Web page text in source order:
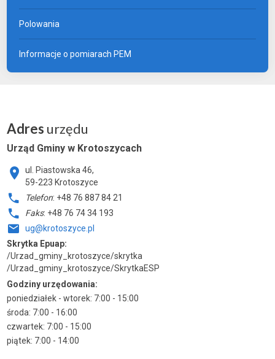
Polowania
Informacje o pomiarach PEM
Adres urzędu
Urząd Gminy w Krotoszycach
ul. Piastowska 46,
59-223 Krotoszyce
Telefon: +48 76 887 84 21
Faks: +48 76 74 34 193
ug@krotoszyce.pl
Skrytka Epuap:
/Urzad_gminy_krotoszyce/skrytka
/Urzad_gminy_krotoszyce/SkrytkaESP
Godziny urzędowania:
poniedziałek - wtorek: 7:00 - 15:00
środa: 7:00 - 16:00
czwartek: 7:00 - 15:00
piątek: 7:00 - 14:00